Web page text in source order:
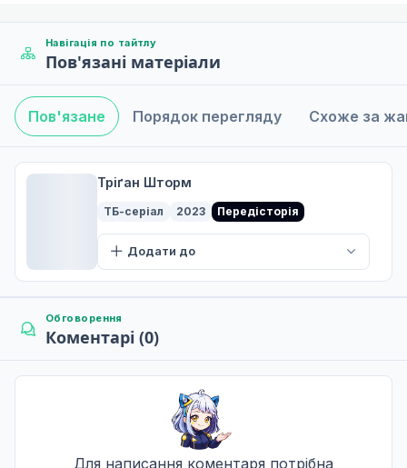
Який чудовий світ
6
14 лют. 2026
Сховище Болю
21 лют. 2026
До побачення, друже
28 лют. 2026
Навігація по тайтлу
Пов'язані матеріали
Пов'язане Порядок перегляду Схоже за
Тріґан Шторм
ТБ-серіал 2023 Передісторія
Додати до
Обговорення
Коментарі (0)
Для написання коментаря потрібна